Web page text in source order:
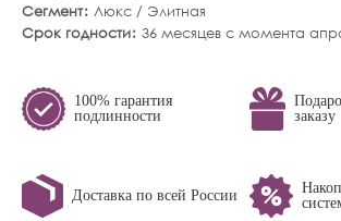
Сегмент Люкс / Элитная
Срок годности 36 месяцев с момента
100% гарантия
подлинности
заказу
Доставка по всей России